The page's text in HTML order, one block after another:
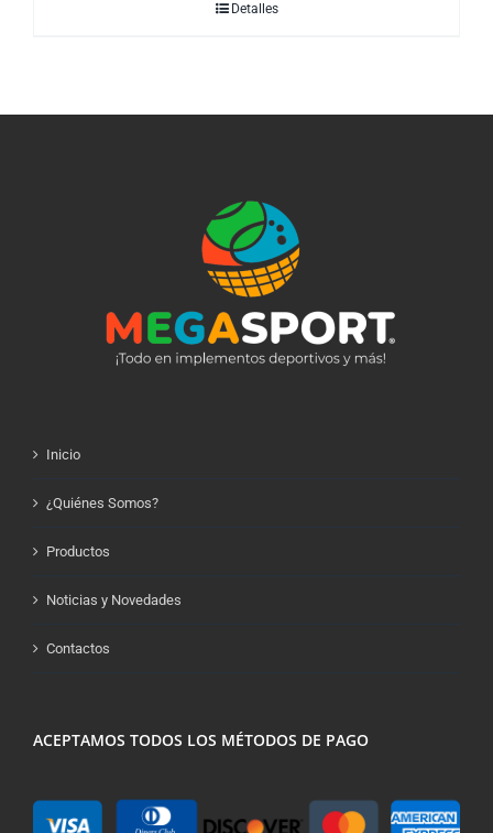
Detalles
Inicio
¿Quiénes Somos?
Productos
Noticias y Novedades
Contactos
ACEPTAMOS TODOS LOS MÉTODOS DE PAGO